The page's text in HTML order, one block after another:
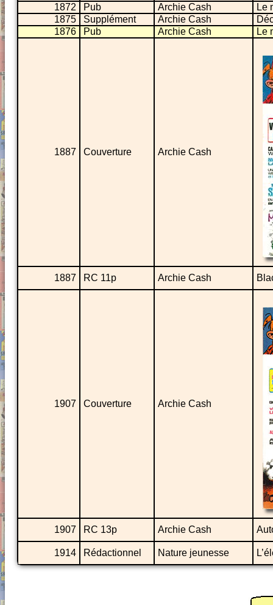
1872
Pub Archie Cash
Le
1875
Supplément Archie Cash
1876
Pub Archie Cash Le
1887 Couverture Archie Cash
1887 RC 11p Archie Cash
1907 Couverture Archie Cash
1907 RC 13p Archie Cash
1914 Rédactionnel Nature jeunesse